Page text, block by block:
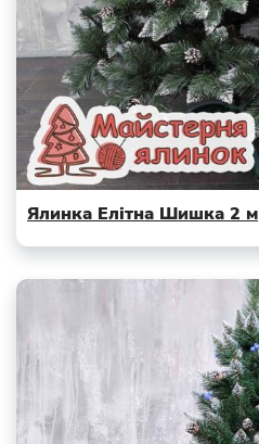
Ялинка Елітна Шишка 2 м